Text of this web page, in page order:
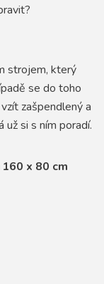
strojem, který
se do toho
zašpendlený a
si s ním poradí.
x 80 cm